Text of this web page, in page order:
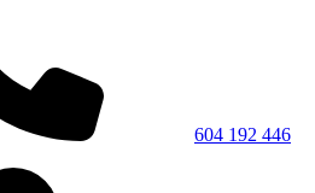
604 192 446